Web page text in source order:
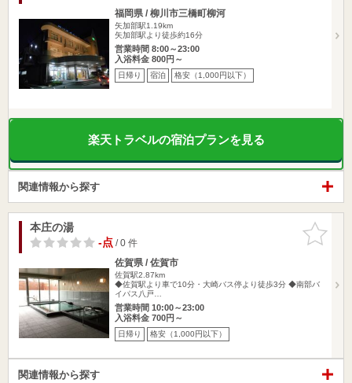
福岡県 / 柳川市三橋町柳河
矢加部駅1.19km
矢加部駅より徒歩約16分
営業時間 8:00～23:00
入浴料金 800円～
日帰り 宿泊 格安（1,000円以下）
楽天トラベルの宿泊プランを見る
関連情報から探す
お気に入
りに追加
本庄の湯
-点/ 0 件
佐賀県 / 佐賀市
佐賀駅2.87km
◆佐賀駅より車で10分・大崎バス停より徒歩3分 ◆南部バ
イパス八戸…
営業時間 10:00～23:00
入浴料金 700円～
日帰り 格安（1,000円以下）
関連情報から探す